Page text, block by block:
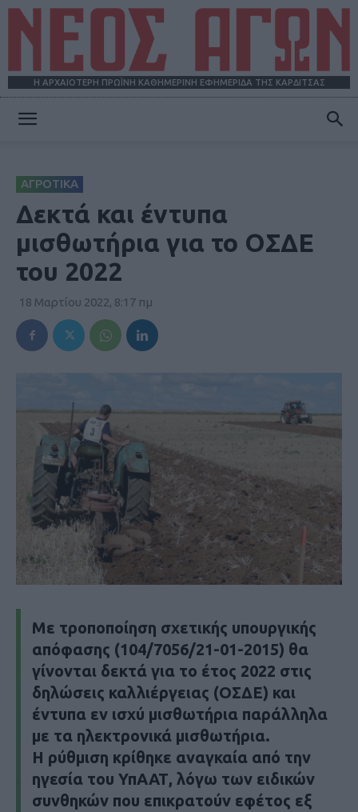
Η ΑΡΧΑΙΟΤΕΡΗ ΠΡΩΪΝΗ ΚΑΘΗΜΕΡΙΝΗ ΕΦΗΜΕΡΙΔΑ ΤΗΣ ΚΑΡΔΙΤΣΑΣ
ΑΓΡΟΤΙΚΑ
Δεκτά και έντυπα
μισθωτήρια για το ΟΣΔΕ
του 2022
18 Μαρτίου 2022, 8:17 πμ
Με τροποποίηση σχετικής υπουργικής
απόφασης (104/7056/21-01-2015) θα
γίνονται δεκτά για το έτος 2022 στις
δηλώσεις καλλιέργειας (ΟΣΔΕ) και
έντυπα εν ισχύ μισθωτήρια παράλληλα
με τα ηλεκτρονικά μισθωτήρια.
Η ρύθμιση κρίθηκε αναγκαία από την
ηγεσία του ΥπΑΑΤ, λόγω των ειδικών
συνθηκών που επικρατούν εφέτος εξ